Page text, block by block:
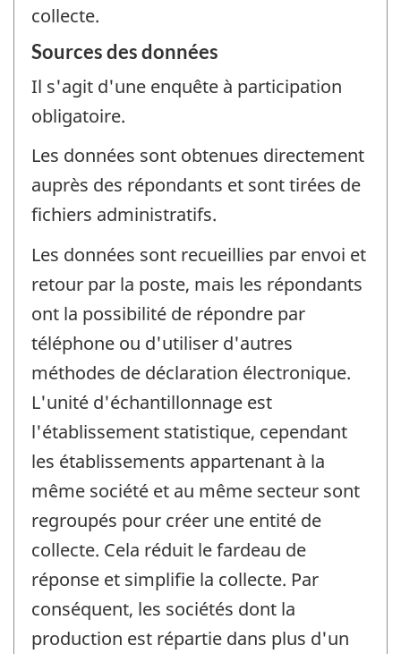
collecte.
Sources des données
Il s'agit d'une enquête à participation
obligatoire.
Les données sont obtenues directement
auprès des répondants et sont tirées de
fichiers administratifs.
Les données sont recueillies par envoi et
retour par la poste, mais les répondants
ont la possibilité de répondre par
téléphone ou d'utiliser d'autres
méthodes de déclaration électronique.
L'unité d'échantillonnage est
l'établissement statistique, cependant
les établissements appartenant à la
même société et au même secteur sont
regroupés pour créer une entité de
collecte. Cela réduit le fardeau de
réponse et simplifie la collecte. Par
conséquent, les sociétés dont la
production est répartie dans plus d'un